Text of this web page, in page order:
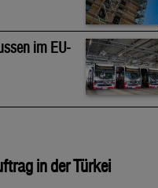
im EU-
in der Türkei